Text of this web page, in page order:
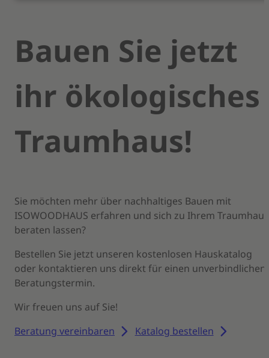
Bauen Sie jetzt
ihr ökologisches
Traumhaus!
Sie möchten mehr über nachhaltiges Bauen mit
ISOWOODHAUS erfahren und sich zu Ihrem Traumhaus
beraten lassen?
Bestellen Sie jetzt unseren kostenlosen Hauskatalog
oder kontaktieren uns direkt für einen unverbindlichen
Beratungstermin.
Wir freuen uns auf Sie!
Beratung vereinbaren
Katalog bestellen